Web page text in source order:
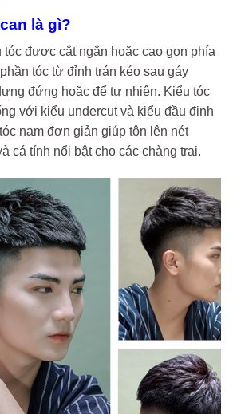
là gì?
tóc được cắt ngắn hoặc cạo gọn phía
tóc từ đỉnh trán kéo sau gáy
đứng hoặc để tự nhiên. Kiểu tóc
với kiểu undercut và kiểu đầu đinh
nam đơn giản giúp tôn lên nét
cá tính nổi bật cho các chàng trai.